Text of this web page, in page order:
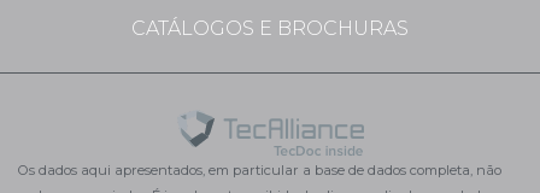
CATÁLOGOS E BROCHURAS
Os dados aqui apresentados, em particular a base de dados completa, não